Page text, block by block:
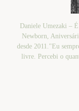
Daniele Umezaki –
Newborn,
desde 2011."Eu
livre. Percebi o